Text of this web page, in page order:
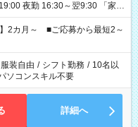
夜勤 16:30～翌9:30 「家族
って夕飯の準備がしたい」
ど、ご希望を教えてください
。 合計で週40時間を超える場
】2カ月～ ■ご応募から最短2～
服装自由 / シフト勤務 / 10名以
ソコンスキル不要
詳細へ